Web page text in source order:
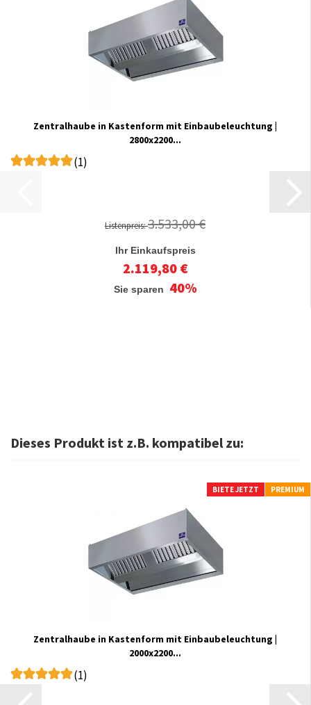
Zentralhaube in Kastenform mit Einbaubeleuchtung |
2800x2200...
(1)
Listenpreis:3.533,00 €
Ihr Einkaufspreis
2.119,80 €
Sie sparen 40%
Dieses Produkt ist z.B. kompatibel zu:
BIETE JETZT PREMIUM
Zentralhaube in Kastenform mit Einbaubeleuchtung |
2000x2200...
(1)